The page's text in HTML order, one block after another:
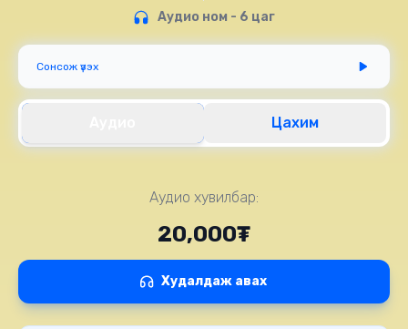
Аудио ном - 6 цаг
Сонсож үзэх
Цахим
Аудио хувилбар:
20,000₮
Худалдаж авах